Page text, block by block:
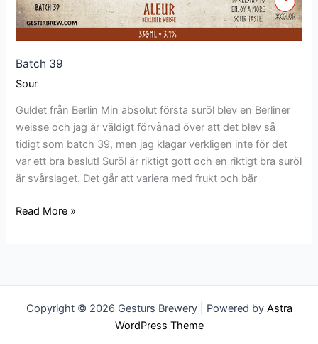
Batch 39
Sour
Guldet från Berlin Min absolut första suröl blev en Berliner
weisse och jag är väldigt förvånad över att det blev så
tidigt som batch 39, men jag klagar verkligen inte för det
var ett bra beslut! Suröl är riktigt gott och en riktigt bra suröl
är svårslaget. Det går att variera med frukt och bär
Read More »
Copyright © 2026 Gesturs Brewery | Powered by Astra
WordPress Theme